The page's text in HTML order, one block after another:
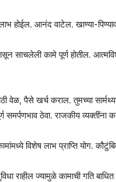
होईल. आनंद वाटेल. खाण्या-
साचलेली कामे पूर्ण होतील.
वेळ, पैसे खर्च कराल. तुमच्या
समर्पणभाव ठेवा. राजकीय
विशेष लाभ प्राप्ति योग.
राहील ज्यामुळे कामाची गति